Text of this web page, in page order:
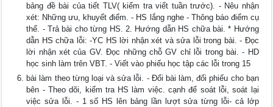
bảng đề bài của tiết TLV( kiểm tra viết tuần trước). - Nêu nhận
xét: Những ưu, khuyết điểm. - HS lắng nghe - Thông báo điểm cụ
thể. - Trả bài cho từng HS. 2. Hướng dẫn HS chữa bài. * Hướng
dẫn HS chữa lỗi: -YC HS lời nhận xét và sửa lỗi trong bài. - Đọc
lời nhận xét của GV. Đọc những chỗ GV chỉ lỗi trong bài. - HD
học sinh làm trên VBT. - Viết vào phiếu học tập các lỗi trong 15
bài làm theo từng loại và sửa lỗi. - Đổi bài làm, đổi phiếu cho bạn
bên - Theo dõi, kiểm tra HS làm việc. cạnh để soát lỗi, soát lại
việc sửa lỗi. - 1 số HS lên bảng lần lượt sửa từng lỗi- cả lớp